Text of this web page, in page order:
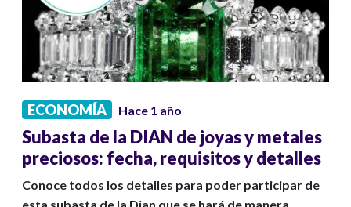
ECONOMÍA Hace 1 año
Subasta de la DIAN de joyas y metales
preciosos: fecha, requisitos y detalles
Conoce todos los detalles para poder participar de